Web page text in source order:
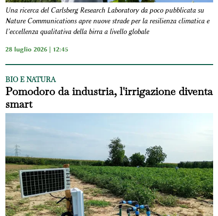
Una ricerca del Carlsberg Research Laboratory da poco pubblicata su
Nature Communications apre nuove strade per la resilienza climatica e
l’eccellenza qualitativa della birra a livello globale
28 luglio 2026 | 12:45
BIO E NATURA
Pomodoro da industria, l'irrigazione diventa
smart